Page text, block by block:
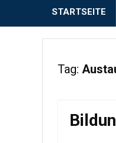
STARTSEITE
Tag: